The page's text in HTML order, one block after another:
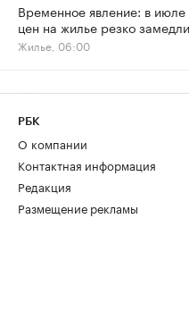
Временное явление: в
цен на жилье резко
Жилье, 06:00
ЦБ оценил ставки
России
Деньги, 05 авг, 18:13
«Домклик» отметил
перераспределение
РБК
О компании
Контактная информация
Редакция
Размещение рекламы